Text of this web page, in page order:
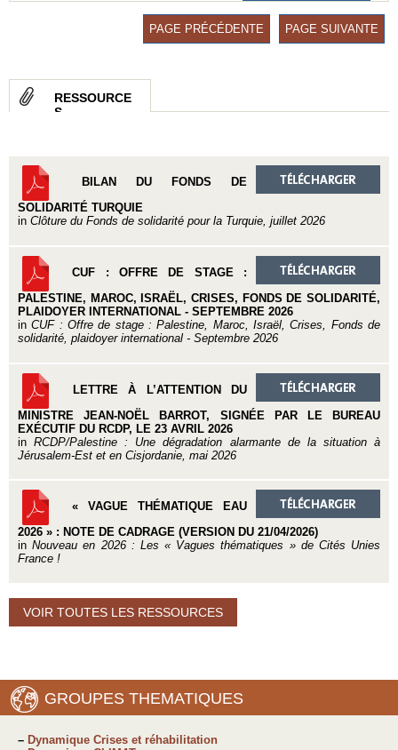
PAGE PRÉCÉDENTE PAGE SUIVANTE
RESSOURCE
S
BILAN DU FONDS DE
SOLIDARITÉ TURQUIE
in Clôture du Fonds de solidarité pour la Turquie, juillet 2026
CUF : OFFRE DE STAGE :
PALESTINE, MAROC, ISRAËL, CRISES, FONDS DE SOLIDARITÉ,
PLAIDOYER INTERNATIONAL - SEPTEMBRE 2026
inCUF : Offre de stage : Palestine, Maroc, Israël, Crises, Fonds de
solidarité, plaidoyer international - Septembre 2026
LETTRE À L’ATTENTION DU
MINISTRE JEAN-NOËL BARROT, SIGNÉE PAR LE BUREAU
EXÉCUTIF DU RCDP, LE 23 AVRIL 2026
inRCDP/Palestine : Une dégradation alarmante de la situation à
Jérusalem-Est et en Cisjordanie, mai 2026
« VAGUE THÉMATIQUE EAU
2026 » : NOTE DE CADRAGE (VERSION DU 21/04/2026)
inNouveau en 2026 : Les « Vagues thématiques » de Cités Unies
France !
VOIR TOUTES LES RESSOURCES
GROUPES THEMATIQUES
– Dynamique Crises et réhabilitation